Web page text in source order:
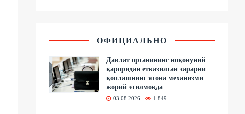
ОФИЦИАЛЬНО
Давлат органининг ноқонуний
қароридан етказилган зарарни
қоплашнинг ягона механизми
жорий этилмоқда
03.08.2026 1 849